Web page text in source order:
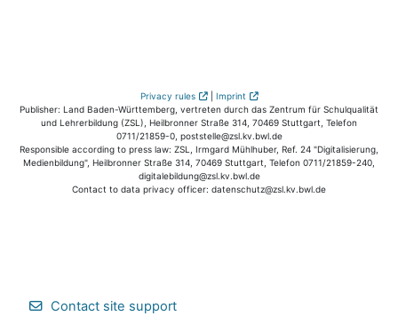
Privacy rules | Imprint
Publisher: Land Baden-Württemberg, vertreten durch das Zentrum für Schulqualität
und Lehrerbildung (ZSL), Heilbronner Straße 314, 70469 Stuttgart, Telefon
0711/21859-0, poststelle@zsl.kv.bwl.de
Responsible according to press law: ZSL, Irmgard Mühlhuber, Ref. 24 "Digitalisierung,
Medienbildung", Heilbronner Straße 314, 70469 Stuttgart, Telefon 0711/21859-240,
digitalebildung@zsl.kv.bwl.de
Contact to data privacy officer: datenschutz@zsl.kv.bwl.de
Contact site support